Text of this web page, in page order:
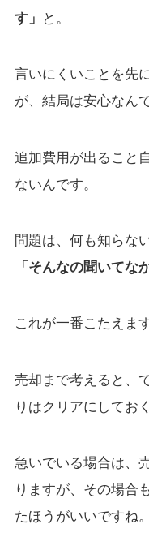
す」
と。
言いにくいことを先
が、結局は安心なんで
追加費用が出ること
ないんです。
問題は、何も知らな
「そんなの聞いてな
これが一番こたえます
売却まで考えると、
りはクリアにしてお
急いでいる場合は、
りますが、その場合
たほうがいいですね。